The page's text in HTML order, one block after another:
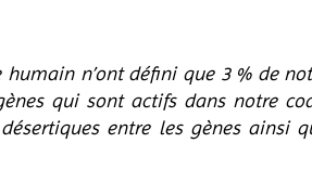
n’ont défini que 3 % de
qui sont actifs dans notre
entre les gènes ainsi